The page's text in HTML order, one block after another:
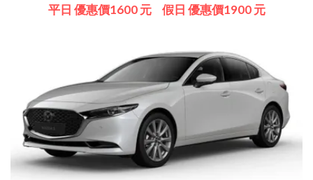
平日 優惠價1600 元 假日 優惠價1900 元